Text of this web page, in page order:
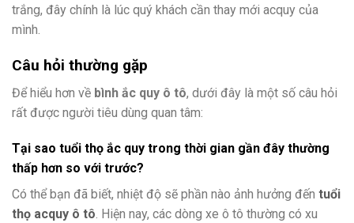
trắng, đây chính là lúc quý khách cần thay mới acquy của
mình.
Câu hỏi thường gặp
Để hiểu hơn về bình ắc quy ô tô, dưới đây là một số câu hỏi
rất được người tiêu dùng quan tâm:
Tại sao tuổi thọ ắc quy trong thời gian gần đây thường
thấp hơn so với trước?
Có thể bạn đã biết, nhiệt độ sẽ phần nào ảnh hưởng đến tuổi
thọ acquy ô tô. Hiện nay, các dòng xe ô tô thường có xu